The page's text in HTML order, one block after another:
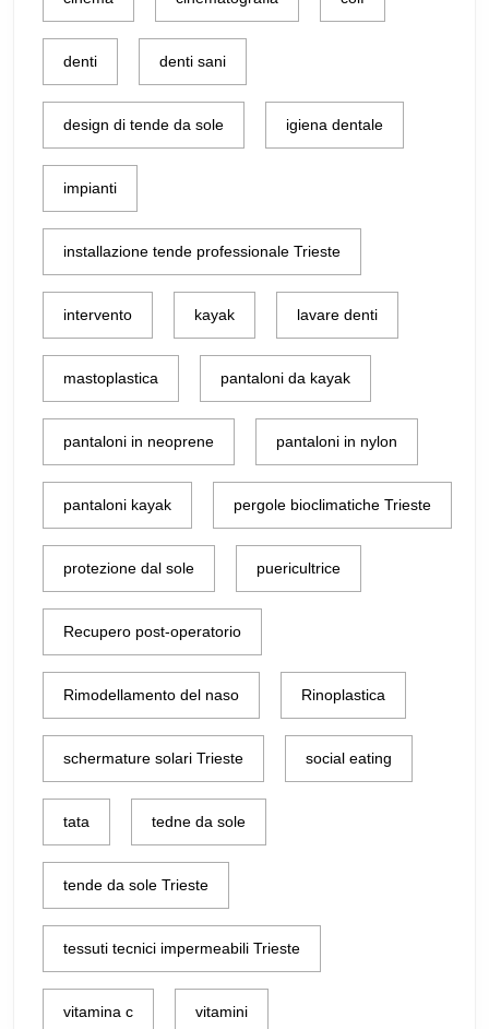
denti denti sani
design di tende da sole igiena dentale
impianti
installazione tende professionale Trieste
intervento kayak lavare denti
mastoplastica pantaloni da kayak
pantaloni in neoprene pantaloni in nylon
pantaloni kayak pergole bioclimatiche Trieste
protezione dal sole puericultrice
Recupero post-operatorio
Rimodellamento del naso Rinoplastica
schermature solari Trieste social eating
tata tedne da sole
tende da sole Trieste
tessuti tecnici impermeabili Trieste
vitamina c vitamini